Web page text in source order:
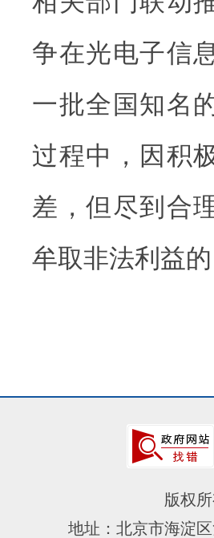
争在光电子信
一批全国知名
过程中，因积
差，但尽到合
牟取非法利益
版权
地址：北京市海淀